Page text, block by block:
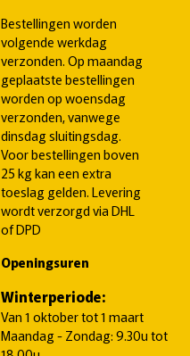
Bestellingen worden
volgende werkdag
verzonden. Op maandag
geplaatste bestellingen
worden op woensdag
verzonden, vanwege
dinsdag sluitingsdag.
Voor bestellingen boven
25 kg kan een extra
toeslag gelden. Levering
wordt verzorgd via DHL
of DPD
Openingsuren
Winterperiode:
Van 1 oktober tot 1 maart
Maandag - Zondag: 9.30u tot